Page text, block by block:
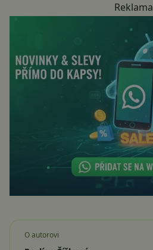
Reklama
O autorovi